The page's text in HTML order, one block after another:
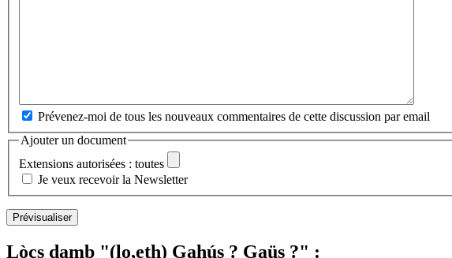
Prévenez-moi de tous les nouveaux commentaires de cette discussion par email
Ajouter un document
Extensions autorisées : toutes
Je veux recevoir la Newsletter
Lòcs damb "(lo,eth) Gahús ? Gaüs ?" :